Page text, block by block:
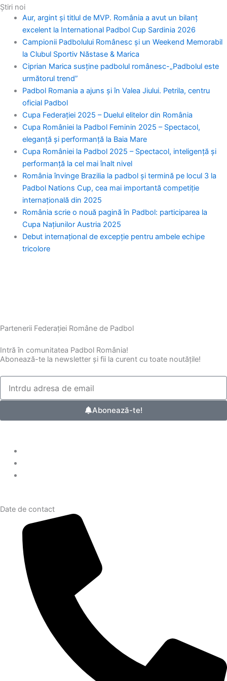
a
c
e
b
o
o
k
n
s
t
a
g
r
a
m
-
t
w
i
t
t
e
r
o
u
t
u
b
e
i
n
k
e
d
i
n
h
a
t
s
a
p
p
Știri noi
Aur, argint și titlul de MVP. România a avut un bilanț
excelent la International Padbol Cup Sardinia 2026
Campionii Padbolului Românesc și un Weekend Memorabil
la Clubul Sportiv Năstase & Marica
Ciprian Marica susține padbolul românesc-„Padbolul este
următorul trend”
Padbol Romania a ajuns și în Valea Jiului. Petrila, centru
oficial Padbol
Cupa Federației 2025 – Duelul elitelor din România
Cupa României la Padbol Feminin 2025 – Spectacol,
eleganță și performanță la Baia Mare
Cupa României la Padbol 2025 – Spectacol, inteligență și
performanță la cel mai înalt nivel
România învinge Brazilia la padbol și termină pe locul 3 la
Padbol Nations Cup, cea mai importantă competiție
internațională din 2025
România scrie o nouă pagină în Padbol: participarea la
Cupa Națiunilor Austria 2025
Debut internațional de excepție pentru ambele echipe
tricolore
Partenerii Federației Române de Padbol
Intră în comunitatea Padbol România!
Abonează-te la newsletter și fii la curent cu toate noutățile!
Abonează-te!
Date de contact